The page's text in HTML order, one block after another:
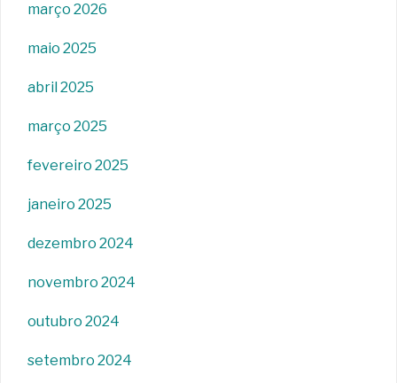
março 2026
maio 2025
abril 2025
março 2025
fevereiro 2025
janeiro 2025
dezembro 2024
novembro 2024
outubro 2024
setembro 2024